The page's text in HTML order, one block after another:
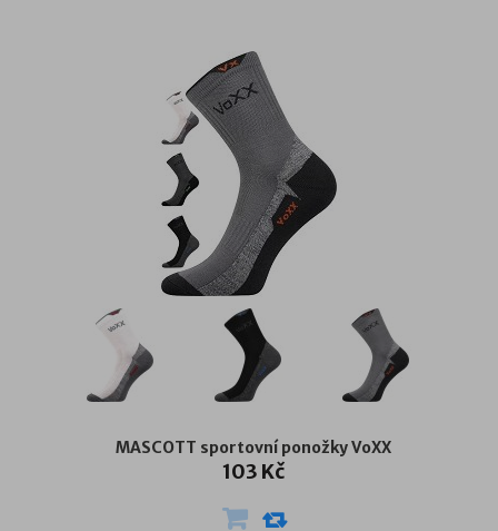
MASCOTT sportovní ponožky VoXX
103 Kč